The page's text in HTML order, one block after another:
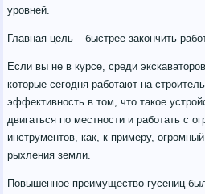
уровней.
Главная цель – быстрее закончить
Если вы не в курсе, среди
которые сегодня работают на
эффективность в том, что такое
двигаться по местности и работать с
инструментов, как, к примеру,
рыхления земли.
Повышенное преимущество гусениц